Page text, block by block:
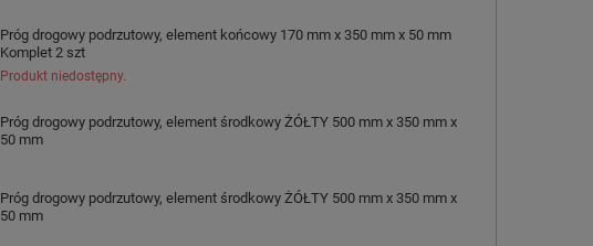
Próg drogowy podrzutowy, element końcowy 170 mm x 350 mm x 50 mm
Komplet 2 szt
Produkt niedostępny.
Próg drogowy podrzutowy, element środkowy ŻÓŁTY 500 mm x 350 mm x
50 mm
Próg drogowy podrzutowy, element środkowy ŻÓŁTY 500 mm x 350 mm x
50 mm